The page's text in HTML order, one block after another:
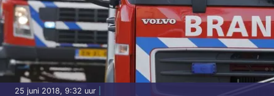
25 juni 2018, 9:32 uur